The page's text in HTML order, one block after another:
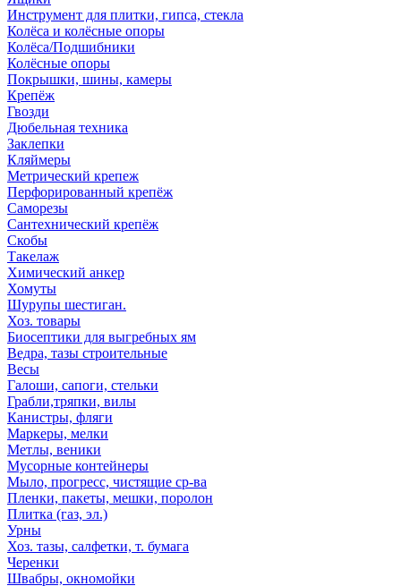
Инструмент для плитки, гипса, стекла
Колёса и колёсные опоры
Колёса/Подшибники
Колёсные опоры
Покрышки, шины, камеры
Крепёж
Гвозди
Дюбельная техника
Заклепки
Кляймеры
Метрический крепеж
Перфорированный крепёж
Саморезы
Сантехнический крепёж
Скобы
Такелаж
Химический анкер
Хомуты
Шурупы шестиган.
Хоз. товары
Биосептики для выгребных ям
Ведра, тазы строительные
Весы
Галоши, сапоги, стельки
Грабли,тряпки, вилы
Канистры, фляги
Маркеры, мелки
Метлы, веники
Мусорные контейнеры
Мыло, прогресс, чистящие ср-ва
Пленки, пакеты, мешки, поролон
Плитка (газ, эл.)
Урны
Хоз. тазы, салфетки, т. бумага
Черенки
Швабры, окномойки